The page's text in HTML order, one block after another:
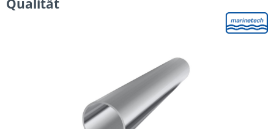
Qualität